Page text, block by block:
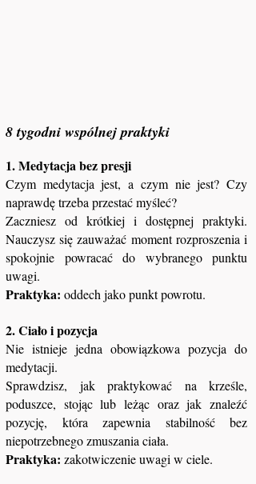
8 tygodni wspólnej praktyki
1. Medytacja bez presji
Czym medytacja jest, a czym nie jest? Czy
naprawdę trzeba przestać myśleć?
Zaczniesz od krótkiej i dostępnej praktyki.
Nauczysz się zauważać moment rozproszenia i
spokojnie powracać do wybranego punktu
uwagi.
Praktyka: oddech jako punkt powrotu.
2. Ciało i pozycja
Nie istnieje jedna obowiązkowa pozycja do
medytacji.
Sprawdzisz, jak praktykować na krześle,
poduszce, stojąc lub leżąc oraz jak znaleźć
pozycję, która zapewnia stabilność bez
niepotrzebnego zmuszania ciała.
Praktyka: zakotwiczenie uwagi w ciele.